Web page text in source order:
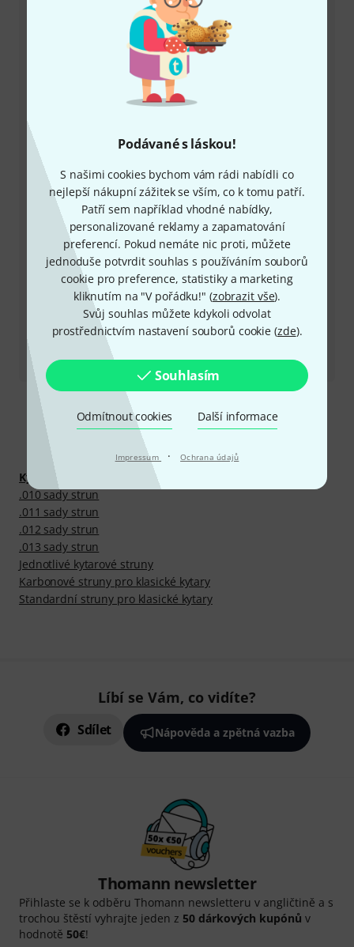
Podávané s láskou!
S našimi cookies bychom vám rádi nabídli co
nejlepší nákupní zážitek se vším, co k tomu patří.
Patří sem například vhodné nabídky,
personalizované reklamy a zapamatování
preferencí. Pokud nemáte nic proti, můžete
jednoduše potvrdit souhlas s používáním souborů
cookie pro preference, statistiky a marketing
kliknutím na "V pořádku!" (zobrazit vše).
Svůj souhlas můžete kdykoli odvolat
prostřednictvím nastavení souborů cookie (zde).
Souhlasím
Odmítnout cookies Další informace
Impressum · Ochrana údajů
+49-9546-9223-649
Máte-li jakýkoli dotaz nebo problém, kolegové ze
zákaznického centra jsou vždy připraveni pomoci
Mějte připraveno zákaznické číslo
Provozní doba (CEST - Středoevropský
letní čas)
Zařídit zpětné volání
Více možností kontaktu
Vrátit produkt
Všechny kontakty
Objevte víc
Kytary a baskytary
.010 sady strun
.011 sady strun
.012 sady strun
.013 sady strun
Jednotlivé kytarové struny
Karbonové struny pro klasické kytary
Standardní struny pro klasické kytary
Líbí se Vám, co vidíte?
Sdílet Nápověda a zpětná vazba
Thomann newsletter
Přihlaste se k odběru Thomann newsletteru v angličtině a s
trochou štěstí vyhrajte jeden z 50 dárkových kupónů v
hodnotě 50€!